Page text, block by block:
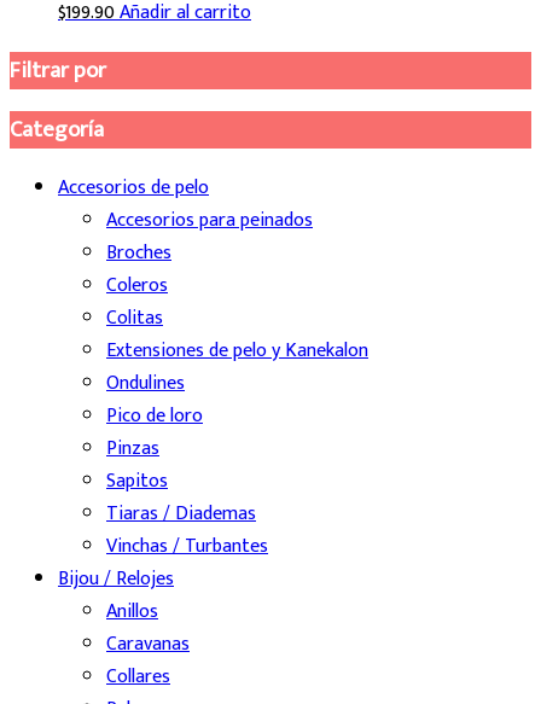
$199.90Añadir al carrito
Filtrar por
Categoría
Accesorios de pelo
Accesorios para peinados
Broches
Coleros
Colitas
Extensiones de pelo y Kanekalon
Ondulines
Pico de loro
Pinzas
Sapitos
Tiaras / Diademas
Vinchas / Turbantes
Bijou / Relojes
Anillos
Caravanas
Collares